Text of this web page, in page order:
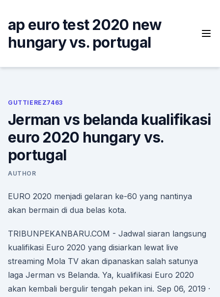
content
ap euro test 2020 new
hungary vs. portugal
GUTTIEREZ7463
Jerman vs belanda kualifikasi
euro 2020 hungary vs.
portugal
AUTHOR
EURO 2020 menjadi gelaran ke-60 yang nantinya
akan bermain di dua belas kota.
TRIBUNPEKANBARU.COM - Jadwal siaran langsung
kualifikasi Euro 2020 yang disiarkan lewat live
streaming Mola TV akan dipanaskan salah satunya
laga Jerman vs Belanda. Ya, kualifikasi Euro 2020
akan kembali bergulir tengah pekan ini. Sep 06, 2019 ·